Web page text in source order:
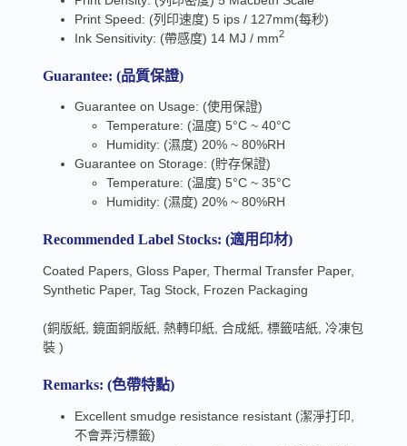
Print Speed: (列印速度) 5 ips / 127mm(每秒)
Ink Sensitivity: (帶感度) 14 MJ / mm2
Guarantee: (品質保證)
Guarantee on Usage: (使用保證)
Temperature: (温度) 5°C ~ 40°C
Humidity: (濕度) 20% ~ 80%RH
Guarantee on Storage: (貯存保證)
Temperature: (温度) 5°C ~ 35°C
Humidity: (濕度) 20% ~ 80%RH
Recommended Label Stocks: (適用印材)
Coated Papers, Gloss Paper, Thermal Transfer Paper,
Synthetic Paper, Tag Stock, Frozen Packaging
(銅版紙, 鏡面銅版紙, 熱轉印紙, 合成紙, 標籤咭紙, 冷凍包
裝 )
Remarks: (色帶特點)
Excellent smudge resistance resistant (潔淨打印,
不會弄污標籤)